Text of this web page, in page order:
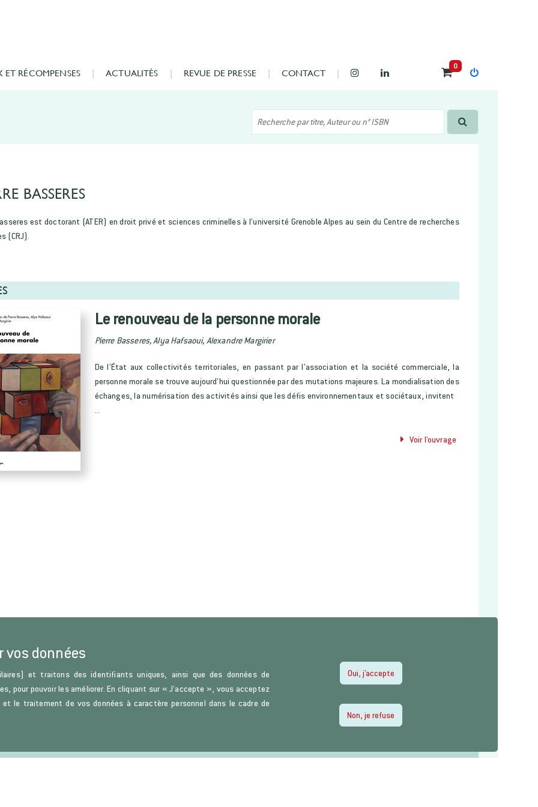
ET RÉCOMPENSES ACTUALITÉS REVUE DE PRESSE CONTACT
0
BASSERES
est doctorant (ATER) en droit privé et sciences criminelles à l’université Grenoble Alpes au sein du Centre de recherches
(CRJ).
Le renouveau de la personne morale
Pierre Basseres, Alya Hafsaoui, Alexandre Margirier
De l’État aux collectivités territoriales, en passant par l’association et la société commerciale, la
personne morale se trouve aujourd’hui questionnée par des mutations majeures. La mondialisation des
échanges, la numérisation des activités ainsi que les défis environnementaux et sociétaux, invitent
...
Voir l'ouvrage
vos données
et traitons des identifiants uniques, ainsi que des données de
pour pouvoir les améliorer. En cliquant sur « J’accepte », vous acceptez
le traitement de vos données à caractère personnel dans le cadre de
Oui, j'accepte
Non, je refuse